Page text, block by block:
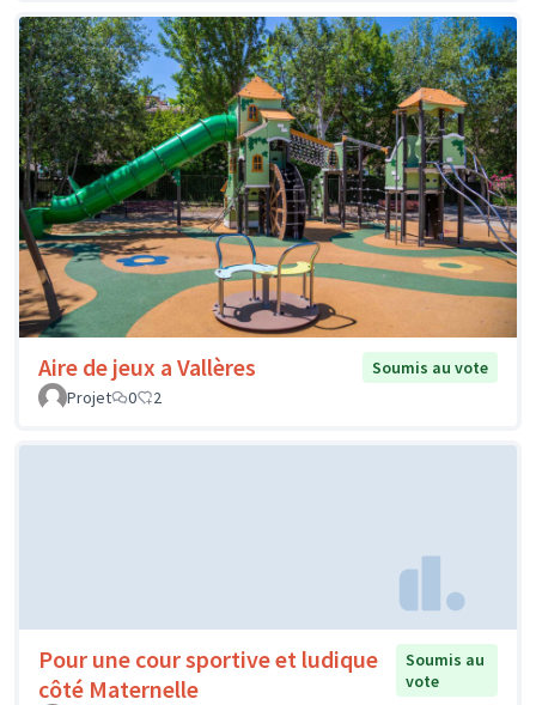
Aire de jeux a Vallères
Soumis au vote
Projet
0 2
Pour une cour sportive et ludique
côté Maternelle
Soumis au
vote